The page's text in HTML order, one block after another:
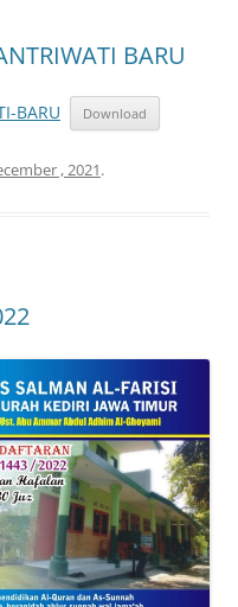
BARU
BARU Download
, 2021.